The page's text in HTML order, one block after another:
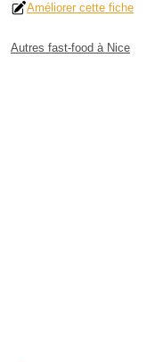
Améliorer cette fiche
Autres fast-food à Nice